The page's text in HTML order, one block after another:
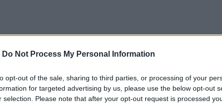
Do Not Process My Personal Information
opt-out of the sale, sharing to third parties, or processing of your
for targeted advertising by us, please use the below opt-out
selection. Please note that after your opt-out request is processed
να καταψύξει τα ωάριά της για να «
ότι αν δεν βρει έναν σύντροφο μέσα στα
ενός δότη σπέρματος που θα τη βοηθήσει να